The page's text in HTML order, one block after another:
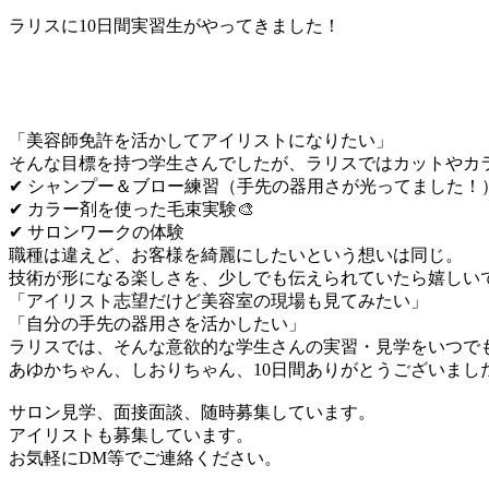
ラリスに10日間実習生がやってきました！
「美容師免許を活かしてアイリストになりたい」
そんな目標を持つ学生さんでしたが、ラリスではカットや
✔︎ シャンプー＆ブロー練習（手先の器用さが光ってました！
✔︎ カラー剤を使った毛束実験🎨
✔︎ サロンワークの体験
職種は違えど、お客様を綺麗にしたいという想いは同じ。
技術が形になる楽しさを、少しでも伝えられていたら嬉しい
「アイリスト志望だけど美容室の現場も見てみたい」
「自分の手先の器用さを活かしたい」
ラリスでは、そんな意欲的な学生さんの実習・見学をいつで
あゆかちゃん、しおりちゃん、10日間ありがとうございまし
サロン見学、面接面談、随時募集しています。
アイリストも募集しています。
お気軽にDM等でご連絡ください。